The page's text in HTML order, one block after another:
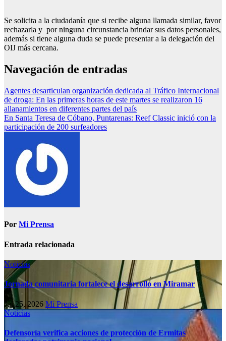
Se solicita a la ciudadanía que si recibe alguna llamada similar, favor
rechazarla y por ninguna circunstancia brindar sus datos personales,
además si tiene alguna duda se puede presentar a la delegación del
OIJ más cercana.
Navegación de entradas
Agentes desarticulan organización dedicada al Tráfico Internacional
de droga: En las primeras horas de este martes se realizaron 16
allanamientos en diferentes partes del país
En Santa Teresa de Cóbano, Puntarenas: Reef Classic inició con la
participación de 200 surfeadores
Por Mi Prensa
Entrada relacionada
Noticias
Jornada comunitaria fortalece el desarrollo en Miramar
Jul 25, 2026 Mi Prensa
Noticias
Defensoría verifica acciones de protección de Ermitas